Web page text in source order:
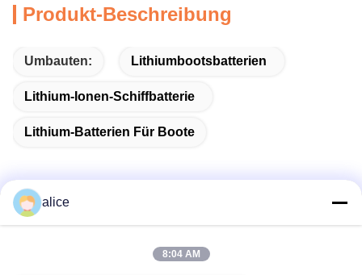
Produkt-Beschreibung
Umbauten: Lithiumbootsbatterien
Lithium-Ionen-Schiffbatterie
Lithium-Batterien Für Boote
alice
8:04 AM